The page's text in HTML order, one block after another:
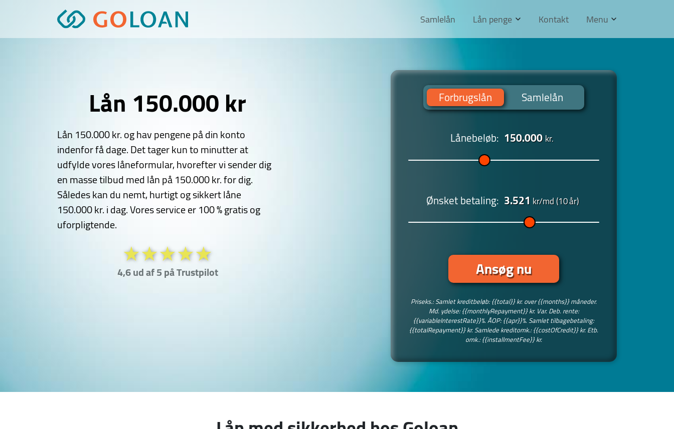
indhold
Samlelån Lån penge Kontakt Menu
Lån 150.000 kr
Lån 150.000 kr. og hav pengene på din konto
indenfor få dage. Det tager kun to minutter at
udfylde vores låneformular, hvorefter vi sender dig
en masse tilbud med lån på 150.000 kr. for dig.
Således kan du nemt, hurtigt og sikkert låne
150.000 kr. i dag. Vores service er 100 % gratis og
uforpligtende.
4,6 ud af 5 på Trustpilot
Forbrugslån Samlelån
Lånebeløb: kr.
Ønsket betaling: 3.521 kr/md ( år)
Ansøg nu
Priseks.: Samlet kreditbeløb: {{total}} kr. over {{months}} måneder.
Md. ydelse: {{monthlyRepayment}} kr. Var. Deb. rente:
{{variableInterestRate}}%. ÅOP: {{apr}}%. Samlet tilbagebetaling:
{{totalRepayment}} kr. Samlede kreditomk.: {{costOfCredit}} kr. Etb.
omk.: {{installmentFee}} kr.